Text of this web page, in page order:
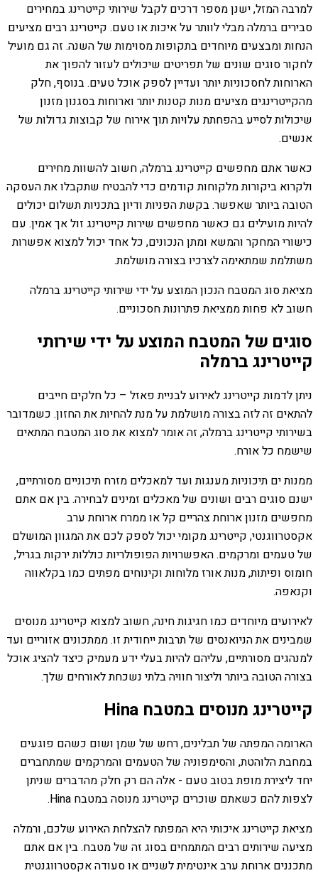
למרבה המזל, ישנן מספר דרכים לקבל שירותי קייטרינג במחירים
סבירים ברמלה מבלי לוותר על איכות או טעם. קייטרינג רבים מציעים
הנחות ומבצעים מיוחדים בתקופות מסוימות של השנה. זה גם מועיל
לחקור סוגים שונים של תפריטים שיכולים לעזור להפוך את
הארוחות לחסכוניות יותר ועדיין לספק אוכל טעים. בנוסף, חלק
מהקייטרינגים מציעים מנות קטנות יותר וארוחות בסגנון מזנון
שיכולות לסייע בהפחתת עלויות תוך אירוח של קבוצות גדולות של
אנשים.
כאשר אתם מחפשים קייטרינג ברמלה, חשוב להשוות מחירים
ולקרוא ביקורות מלקוחות קודמים כדי להבטיח שתקבלו את העסקה
הטובה ביותר שאפשר. בקשת הפניות ודיון בתכניות תשלום יכולים
להיות מועילים גם כאשר מחפשים שירות קייטרינג זול אך אמין. עם
כישורי המחקר והמשא ומתן הנכונים, כל אחד יכול למצוא אפשרות
משתלמת שמתאימה לצרכיו בצורה מושלמת.
מציאת סוג המטבח הנכון המוצע על ידי שירותי קייטרינג ברמלה
חשוב לא פחות ממציאת פתרונות חסכוניים.
סוגים של המטבח המוצע על ידי שירותי
קייטרינג ברמלה
ניתן לדמות קייטרינג לאירוע לבניית פאזל – כל חלקים חייבים
להתאים זה לזה בצורה מושלמת על מנת להחיות את החזון. כשמדובר
בשירותי קייטרינג ברמלה, זה אומר למצוא את סוג המטבח המתאים
שישמח כל אורח.
ממנות ים תיכוניות מענגות ועד למאכלים מזרח תיכוניים מסורתיים,
ישנם סוגים רבים ושונים של מאכלים זמינים לבחירה. בין אם אתם
מחפשים מזנון ארוחת צהריים קל או ממרח ארוחת ערב
אקסטרווגנטי, קייטרינג מקומי יכול לספק לכם את המגוון המושלם
של טעמים ומרקמים. האפשרויות הפופולריות כוללות ירקות בגריל,
חומוס ופיתות, מנות אורז מלוחות וקינוחים מפתים כמו בקלאווה
וקנאפה.
לאירועים מיוחדים כמו חגיגות חינה, חשוב למצוא קייטרינג מנוסים
שמבינים את הניואנסים של תרבות ייחודית זו. ממתכונים אזוריים ועד
למנהגים מסורתיים, עליהם להיות בעלי ידע מעמיק כיצד להציג אוכל
בצורה הטובה ביותר וליצור חוויה בלתי נשכחת לאורחים שלך.
קייטרינג מנוסים במטבח Hina
הארומה המפתה של תבלינים, רחש של שמן ושום כשהם פוגעים
במחבת הלוהטת, והסימפוניה של הטעמים והמרקמים שמתחברים
יחד ליצירת מופת בטוב טעם - אלה הם רק חלק מהדברים שניתן
לצפות להם כשאתם שוכרים קייטרינג מנוסה במטבח Hina.
מציאת קייטרינג איכותי היא המפתח להצלחת האירוע שלכם, ורמלה
מציעה שירותים רבים המתמחים בסוג זה של מטבח. בין אם אתם
מתכננים ארוחת ערב אינטימית לשניים או סעודה אקסטרווגנטית